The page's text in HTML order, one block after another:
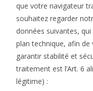
que votre navigateur
souhaitez regarder
données suivantes,
plan technique, afin
garantir stabilité et
traitement est l’Art. 6
légitime) :